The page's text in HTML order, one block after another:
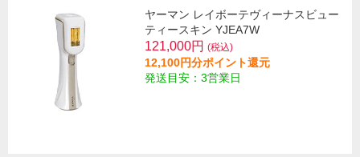
ヤーマン レイボーテヴィーナスビュー
ティースキン YJEA7W
121,000円 (税込)
12,100円分ポイント還元
発送目安：3営業日